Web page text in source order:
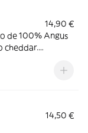
14,90 €
de 100% Angus
cheddar.
14,50 €